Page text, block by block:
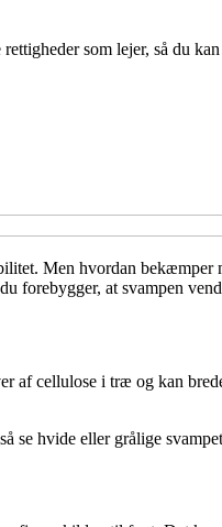
som lejer, så du
Men hvordan bekæmper
forebygger, at svampen
af cellulose i træ og kan
hvide eller grålige